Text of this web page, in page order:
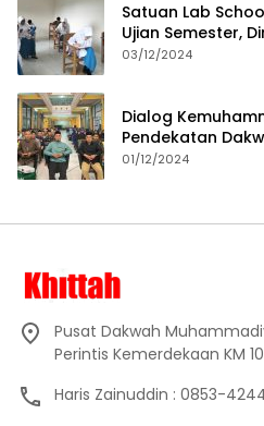
Satuan Lab
Ujian Semester,
Proses
03/12/2024
Dialog
Pendekatan
01/12/2024
Pusat Dakwah
Perintis Kemerdekaan KM
Haris Zainuddin : 0853-